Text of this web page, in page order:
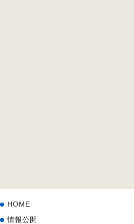
HOME
情報公開